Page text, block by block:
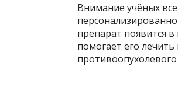
Внимание учёных
препарат появится
помогает его